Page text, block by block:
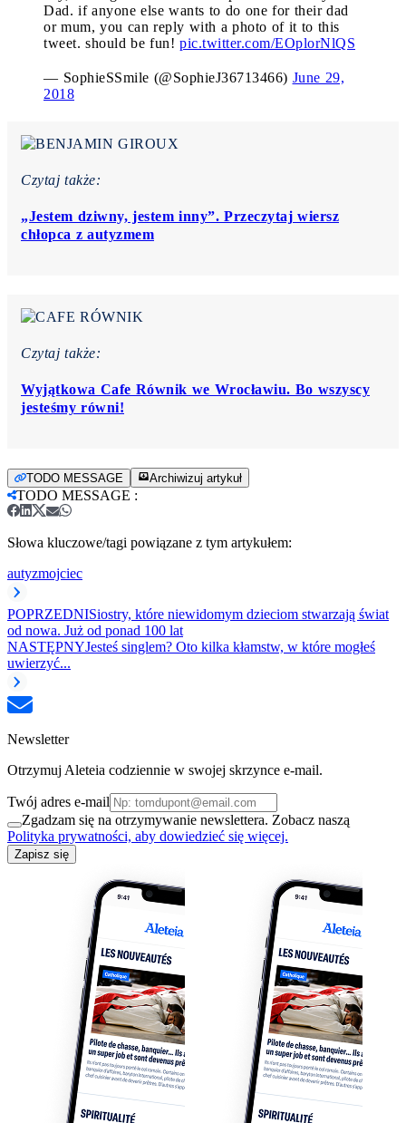
Dad. if anyone else wants to do one for their dad
or mum, you can reply with a photo of it to this
tweet. should be fun! pic.twitter.com/EOplorNlQS
— SophieSSmile (@SophieJ36713466) June 29,
2018
Czytaj także:
„Jestem dziwny, jestem inny”. Przeczytaj wiersz
chłopca z autyzmem
Czytaj także:
Wyjątkowa Cafe Równik we Wrocławiu. Bo wszyscy
jesteśmy równi!
TODO MESSAGE Archiwizuj artykuł
TODO MESSAGE :
Słowa kluczowe/tagi powiązane z tym artykułem:
autyzmojciec
POPRZEDNISiostry, które niewidomym dzieciom stwarzają świat
od nowa. Już od ponad 100 lat
NASTĘPNYJesteś singlem? Oto kilka kłamstw, w które mogłeś
uwierzyć...
Newsletter
Otrzymuj Aleteia codziennie w swojej skrzynce e-mail.
Twój adres e-mail
Zgadzam się na otrzymywanie newslettera. Zobacz naszą
Polityka prywatności, aby dowiedzieć się więcej.
Zapisz się